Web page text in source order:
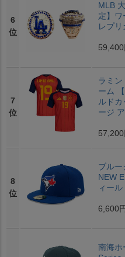
6
位
MLB
定】
レプ
59,400
7
位
ラミン
ーム
ルドカ
ージ
57,200
8
位
ブルー
NEW
ィー
6,600円
南海ホ